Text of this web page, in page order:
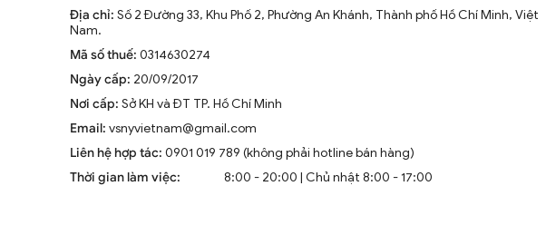
Địa chỉ: Số 2 Đường 33, Khu Phố 2, Phường An Khánh, Thành phố Hồ Chí Minh, Việt
Nam.
Mã số thuế: 0314630274
Ngày cấp: 20/09/2017
Nơi cấp: Sở KH và ĐT TP. Hồ Chí Minh
Email: vsnyvietnam@gmail.com
Liên hệ hợp tác: 0901 019 789 (không phải hotline bán hàng)
Thời gian làm việc:
8:00 - 20:00 | Chủ nhật 8:00 - 17:00